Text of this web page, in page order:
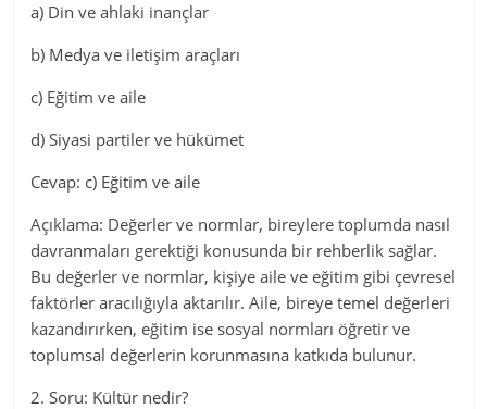
a) Din ve ahlaki inançlar
b) Medya ve iletişim araçları
c) Eğitim ve aile
d) Siyasi partiler ve hükümet
Cevap: c) Eğitim ve aile
Açıklama: Değerler ve normlar, bireylere toplumda nasıl
davranmaları gerektiği konusunda bir rehberlik sağlar.
Bu değerler ve normlar, kişiye aile ve eğitim gibi çevresel
faktörler aracılığıyla aktarılır. Aile, bireye temel değerleri
kazandırırken, eğitim ise sosyal normları öğretir ve
toplumsal değerlerin korunmasına katkıda bulunur.
2. Soru: Kültür nedir?